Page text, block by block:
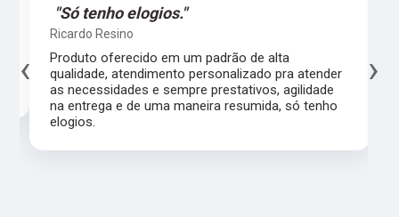
"Só tenho elogios."
Ricardo Resino
Produto oferecido em um padrão de alta
qualidade, atendimento personalizado pra atender
as necessidades e sempre prestativos, agilidade
na entrega e de uma maneira resumida, só tenho
elogios.
‹ ›